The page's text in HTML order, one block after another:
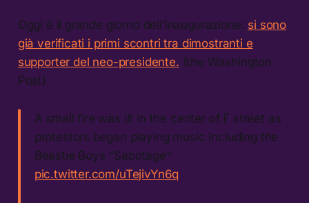
Oggi è il grande giorno dell’inaugurazione: si sono
già verificati i primi scontri tra dimostranti e
supporter del neo-presidente. (the Washington
Post)
A small fire was lit in the center of F street as
protestors began playing music including the
Beastie Boys "Sabotage"
pic.twitter.com/uTejivYn6q